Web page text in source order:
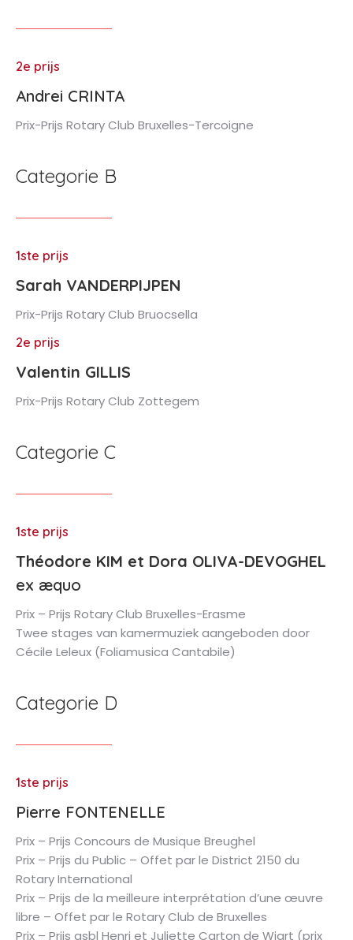
2e prijs
Andrei CRINTA
Prix-Prijs Rotary Club Bruxelles-Tercoigne
Categorie B
1ste prijs
Sarah VANDERPIJPEN
Prix-Prijs Rotary Club Bruocsella
2e prijs
Valentin GILLIS
Prix-Prijs Rotary Club Zottegem
Categorie C
1ste prijs
Théodore KIM et Dora OLIVA-DEVOGHEL
ex æquo
Prix – Prijs Rotary Club Bruxelles-Erasme
Twee stages van kamermuziek aangeboden door
Cécile Leleux (Foliamusica Cantabile)
Categorie D
1ste prijs
Pierre FONTENELLE
Prix – Prijs Concours de Musique Breughel
Prix – Prijs du Public – Offet par le District 2150 du
Rotary International
Prix – Prijs de la meilleure interprétation d’une œuvre
libre – Offet par le Rotary Club de Bruxelles
Prix – Prijs asbl Henri et Juliette Carton de Wiart (prix